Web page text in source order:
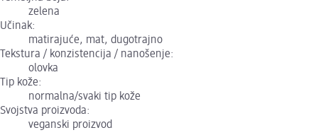
zelena
Učinak:
matirajuće, mat, dugotrajno
Tekstura / konzistencija / nanošenje:
olovka
Tip kože:
normalna/svaki tip kože
Svojstva proizvoda:
veganski proizvod